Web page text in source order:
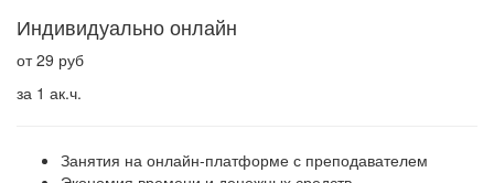
Индивидуально онлайн
от 29 руб
за 1 ак.ч.
Занятия на онлайн-платформе с преподавателем